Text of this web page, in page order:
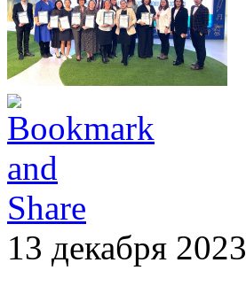
13 декабря 2023